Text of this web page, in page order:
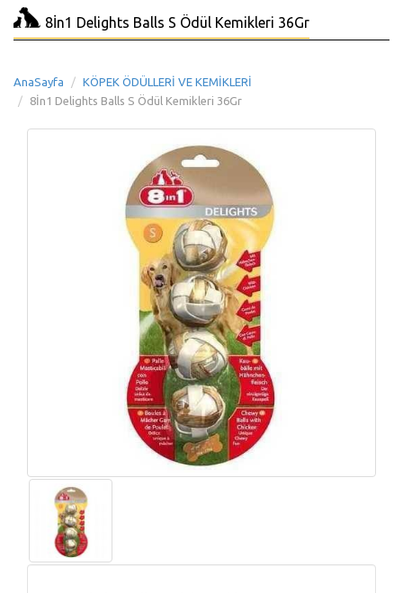
8İn1 Delights Balls S Ödül Kemikleri 36Gr
AnaSayfa
KÖPEK ÖDÜLLERİ VE KEMİKLERİ
8İn1 Delights Balls S Ödül Kemikleri 36Gr